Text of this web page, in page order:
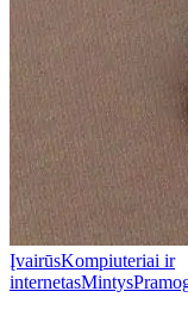
ĮvairūsKompiuteriai ir
internetasMintys